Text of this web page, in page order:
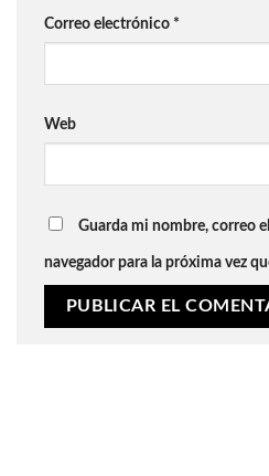
Correo electrónico *
Web
Guarda mi nombre, correo
navegador para la próxima vez